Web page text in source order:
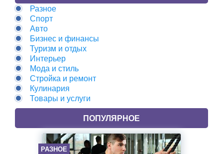
Разное
Спорт
Авто
Бизнес и финансы
Туризм и отдых
Интерьер
Мода и стиль
Стройка и ремонт
Кулинария
Товары и услуги
ПОПУЛЯРНОЕ
РАЗНОЕ